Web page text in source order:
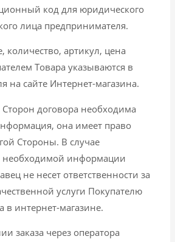
код для юридического
лица предпринимателя.
артикул, цена
Товара указываются в
на сайте Интернет-магазина.
договора необходима
она имеет право
Стороны. В случае
необходимой информации
не несет ответственности за
услуги Покупателю
в интернет-магазине.
заказа через оператора